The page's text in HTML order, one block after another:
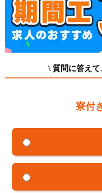
\ 質問に答えて
寮付